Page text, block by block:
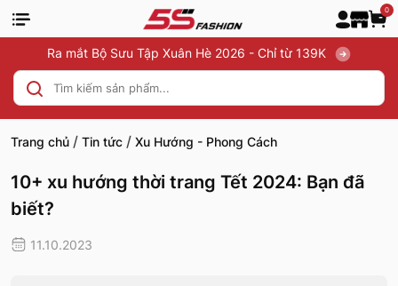
0
Ra mắt Bộ Sưu Tập Xuân Hè 2026 - Chỉ từ 139K
Trang chủ / Tin tức / Xu Hướng - Phong Cách
10+ xu hướng thời trang Tết 2024: Bạn đã
biết?
11.10.2023